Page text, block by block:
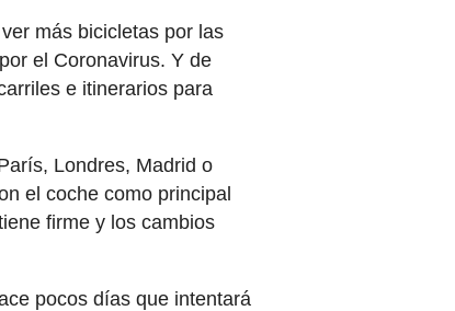
más bicicletas por las
el Coronavirus. Y de
e itinerarios para
Londres, Madrid o
el coche como principal
firme y los cambios
pocos días que intentará